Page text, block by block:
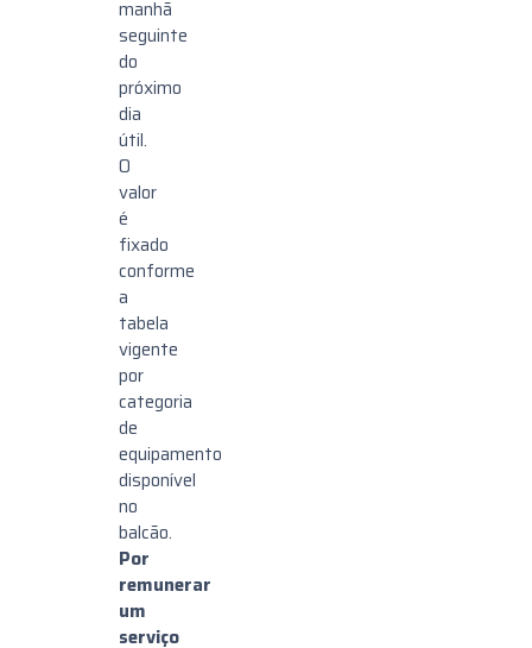
manhã
seguinte
do
próximo
dia
útil.
O
valor
é
fixado
conforme
a
tabela
vigente
por
categoria
de
equipamento
disponível
no
balcão.
Por
remunerar
um
serviço